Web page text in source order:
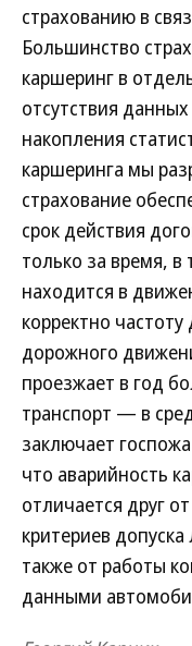
страхованию в
Большинство
каршеринг в
отсутствия
накопления
каршеринга мы
страхование
срок действия
только за время,
находится в
корректно
дорожного
проезжает в год
транспорт — в
заключает
что аварийность
отличается друг
критериев
также от работы
данными